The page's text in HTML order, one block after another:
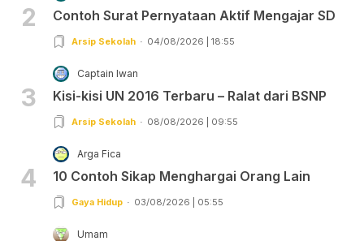
2 Contoh Surat Pernyataan Aktif Mengajar SD
Arsip Sekolah 04/08/2026 | 18:55
3
Captain Iwan
Kisi-kisi UN 2016 Terbaru – Ralat dari BSNP
Arsip Sekolah 08/08/2026 | 09:55
4
Arga Fica
10 Contoh Sikap Menghargai Orang Lain
Gaya Hidup 03/08/2026 | 05:55
Umam